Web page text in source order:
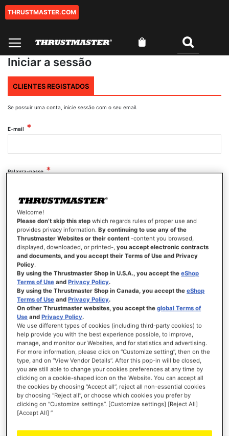
Conteúdo
THRUSTMASTER.COM
O Meu Carrinho
Iniciar a sessão
CLIENTES REGISTADOS
Se possuir uma conta, inicie sessão com o seu email.
E-mail
Palavra-passe
Mostrar palavra-passe
INICIAR SESSÃO
Esqueceu-se da Palavra-passe?
NOVOS CLIENTES
Criar uma conta online tem muitas vantagens: finalizar as encomendas mais
rapidamente, gravar mais que uma morada, seguir o estado das suas encomendas e
muito mais.
CRIAR UMA CONTA
Welcome!
Please don’t skip this step which regards rules of proper use and
provides privacy information.By continuing to use any of the
Thrustmaster Websites or their content -content you browsed,
displayed, downloaded, or printed-,you accept electronic contracts
and documents, and you accept their Terms of Use and Privacy
Policy.
By using the Thrustmaster Shop in U.S.A., you accept theeShop
Terms of Use andPrivacy Policy.
By using the Thrustmaster Shop in Canada, you accept theeShop
Terms of Use andPrivacy Policy.
On other Thrustmaster websites, you accept theglobal Terms of
Use andPrivacy Policy.
We use different types of cookies (including third-party cookies) to
help provide you with the best experience possible, to improve,
manage, and monitor our Websites, and for statistics and advertising.
For more information, please click on “Customize setting”, then on the
type, and on “View Vendor Details”. After this pop-in will be closed,
you are still able to change your cookies preferences at any time by
clicking on a cookie-shaped icon on the Website. You can accept all
the cookies by choosing “Accept all”, reject all non-essential cookies
by choosing “Reject all”, or choose which cookies you prefer by
clicking on “Customize settings”. [Customize settings] [Reject All]
[Accept All] ”